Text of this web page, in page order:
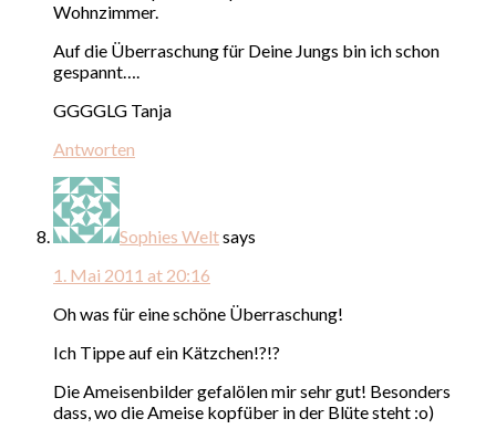
Wohnzimmer.
Auf die Überraschung für Deine Jungs bin ich schon
gespannt….
GGGGLG Tanja
Antworten
Sophies Weltsays
1. Mai 2011 at 20:16
Oh was für eine schöne Überraschung!
Ich Tippe auf ein Kätzchen!?!?
Die Ameisenbilder gefalölen mir sehr gut! Besonders
dass, wo die Ameise kopfüber in der Blüte steht :o)